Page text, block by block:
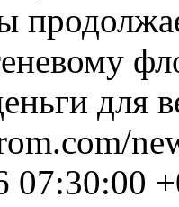
для
07:30:00